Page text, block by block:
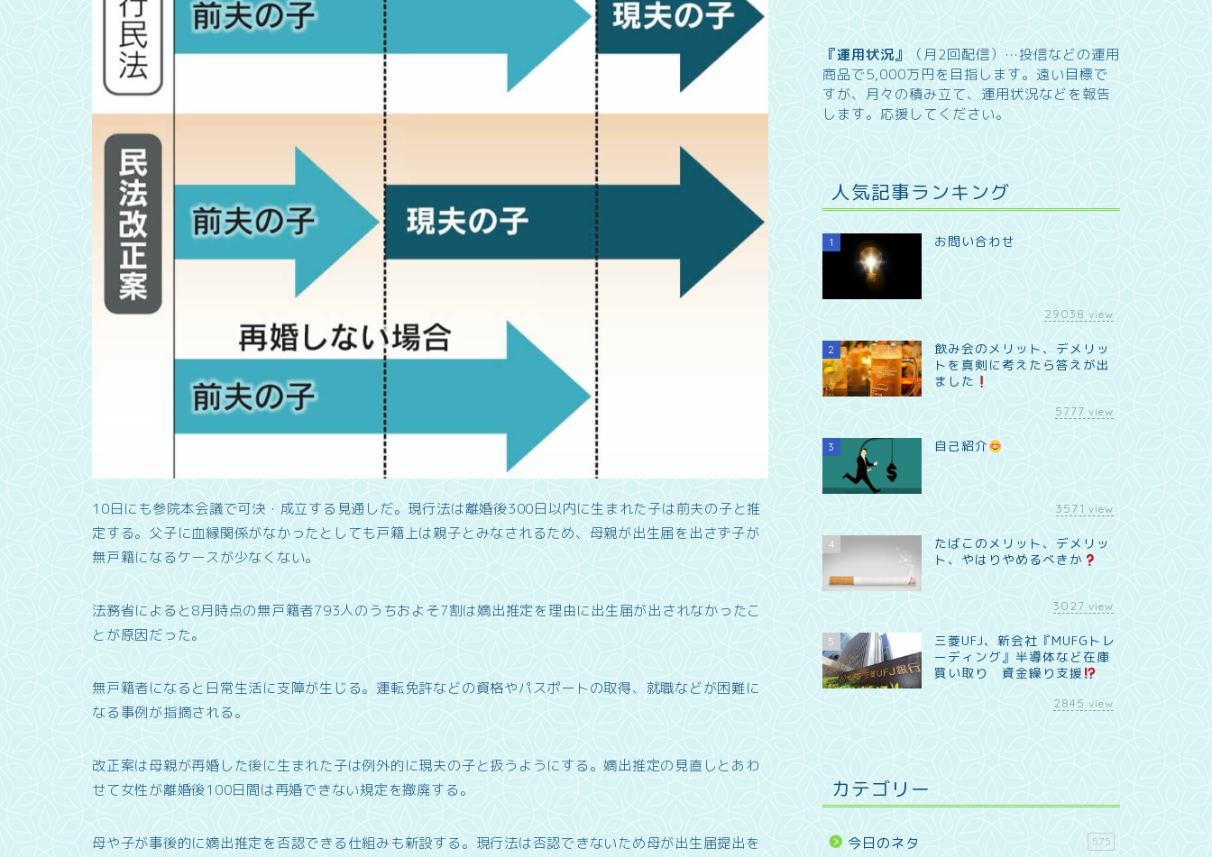
10日にも参院本会議で可決・成立する見通しだ。現行法は離婚後300日以内に生まれた子は前夫の子と推
定する。父子に血縁関係がなかったとしても戸籍上は親子とみなされるため、母親が出生届を出さず子が
無戸籍になるケースが少なくない。
法務省によると8月時点の無戸籍者793人のうちおよそ7割は嫡出推定を理由に出生届が出されなかったこ
とが原因だった。
無戸籍者になると日常生活に支障が生じる。運転免許などの資格やパスポートの取得、就職などが困難に
なる事例が指摘される。
改正案は母親が再婚した後に生まれた子は例外的に現夫の子と扱うようにする。嫡出推定の見直しとあわ
せて女性が離婚後100日間は再婚できない規定を撤廃する。
母や子が事後的に嫡出推定を否認できる仕組みも新設する。現行法は否認できないため母が出生届提出を
『運用状況』 （月2回配信）…投信などの運用
商品で5,000万円を目指します。遠い目標で
すが、月々の積み立て、運用状況などを報告
します。 応援してください。
人気記事ランキング
1 お問い合わせ
29038 view
2
飲み会のメリット、デメリッ
トを真剣に考えたら答えが出
ました
5777 view
3 自己紹介
3571 view
4
たばこのメリット、デメリッ
ト、やはりやめるべきか
3027 view
5
三菱UFJ、新会社『MUFGトレ
ーディング』半導体など在庫
買い取り 資金繰り支援
2845 view
カテゴリー
今日のネタ 575